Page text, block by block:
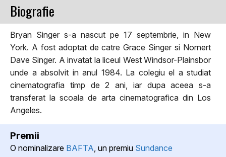
Biografie
Bryan Singer s-a nascut pe 17 septembrie, in New
York. A fost adoptat de catre Grace Singer si Nornert
Dave Singer. A invatat la liceul West Windsor-Plainsbor
unde a absolvit in anul 1984. La colegiu el a studiat
cinematografia timp de 2 ani, iar dupa aceea s-a
transferat la scoala de arta cinematografica din Los
Angeles.
Premii
O nominalizare BAFTA , un premiu Sundance